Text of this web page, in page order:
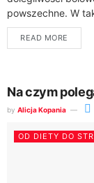
powszechne. W
kluczową rolę w
READ MORE
Na czym
by Alicja Kopania
OD DIETY DO